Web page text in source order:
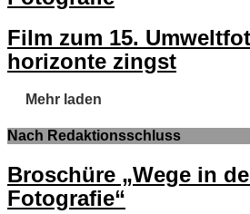
Film zum 15.
horizonte zingst
Mehr laden
Nach Redaktionsschluss
Broschüre „Wege in
Fotografie“